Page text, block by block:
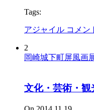
Tags:
アジャイル コメン
2
岡崎城下町屏風画
文化・芸術・観